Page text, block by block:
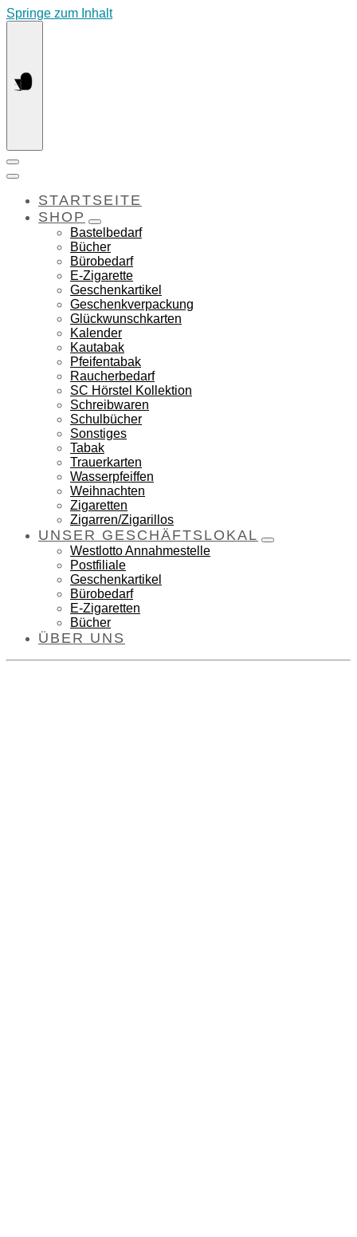
Springe zum Inhalt
STARTSEITE
SHOP
Bastelbedarf
Bücher
Bürobedarf
E-Zigarette
Geschenkartikel
Geschenkverpackung
Glückwunschkarten
Kalender
Kautabak
Pfeifentabak
Raucherbedarf
SC Hörstel Kollektion
Schreibwaren
Schulbücher
Sonstiges
Tabak
Trauerkarten
Wasserpfeiffen
Weihnachten
Zigaretten
Zigarren/Zigarillos
UNSER GESCHÄFTSLOKAL
Westlotto Annahmestelle
Postfiliale
Geschenkartikel
Bürobedarf
E-Zigaretten
Bücher
ÜBER UNS